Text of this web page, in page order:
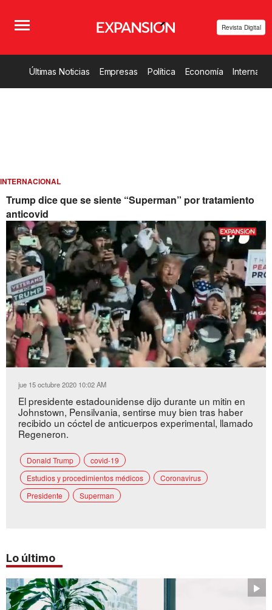
Revista Digital
Últimas Noticias Empresas Política Economía
INTERNACIONAL
Trump dice que se siente “Superman” por tratamiento
anticovid
Unmute Loaded
52.11%
jue 15 octubre 2020 10:02 AM
El presidente estadounidense dijo durante un mitin en
Johnstown, Pensilvania, sentirse muy bien tras haber
recibido un cóctel de anticuerpos experimental, llamado
Regeneron.
Donald Trump
covid-19
Estudios y procedimientos médicos
Coronavirus
Presidente
Superman
Lo último